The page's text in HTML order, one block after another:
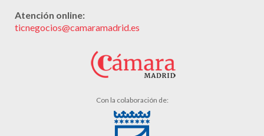
Atención online:
ticnegocios@camaramadrid.es
Con la colaboración de: